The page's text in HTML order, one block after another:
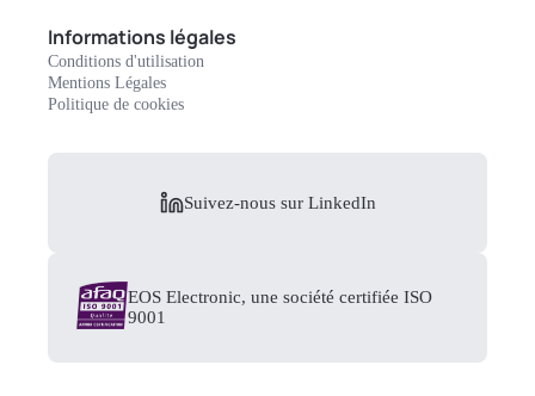
Informations légales
Conditions d'utilisation
Mentions Légales
Politique de cookies
Suivez-nous sur LinkedIn
EOS Electronic, une société certifiée ISO
9001